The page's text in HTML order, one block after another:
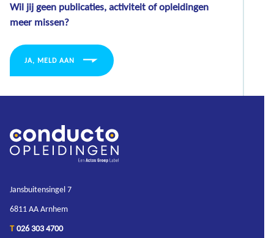
Wil jij geen publicaties, activiteit of opleidingen
meer missen?
JA, MELD AAN
Jansbuitensingel 7
6811 AA Arnhem
T 026 303 4700